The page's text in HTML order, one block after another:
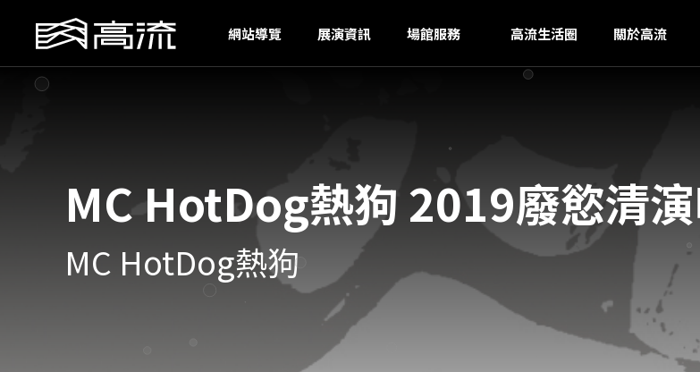
網站導覽 展演資訊 場館服務 高流生活圈 關於高流
MC HotDog熱狗 2019廢慾清
MC HotDog熱狗